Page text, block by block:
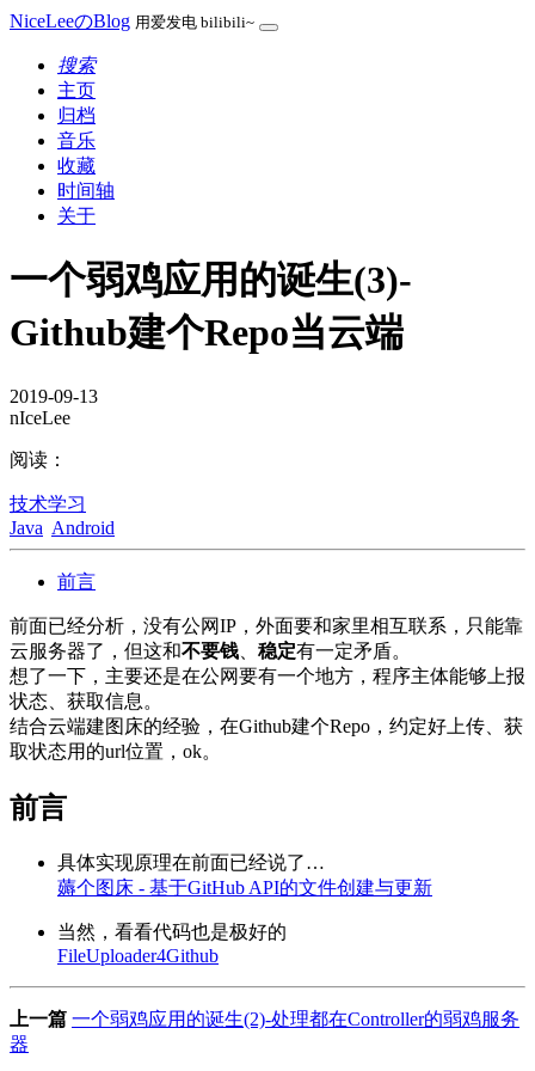
NiceLeeのBlog 用爱发电 bilibili~
搜索
主页
归档
音乐
收藏
时间轴
关于
一个弱鸡应用的诞生(3)-
Github建个Repo当云端
2019-09-13
nIceLee
阅读：
技术学习
Java Android
前言
前面已经分析，没有公网IP，外面要和家里相互联系，只能靠
云服务器了，但这和不要钱 稳定有一定矛盾。
想了一下，主要还是在公网要有一个地方，程序主体能够上报
状态、获取信息。
结合云端建图床的经验，在Github建个Repo，约定好上传、获
取状态用的url位置，ok。
前言
具体实现原理在前面已经说了…
薅个图床 - 基于GitHub API的文件创建与更新
当然，看看代码也是极好的
FileUploader4Github
上一篇 一个弱鸡应用的诞生(2)-处理都在Controller的弱鸡服务
器